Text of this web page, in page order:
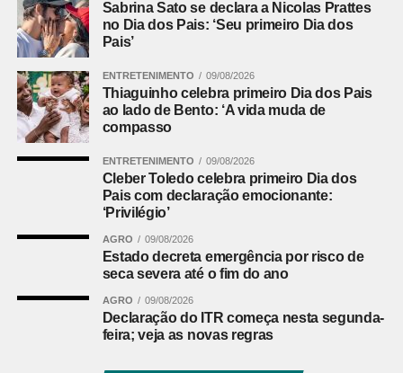
Sabrina Sato se declara a Nicolas Prattes
no Dia dos Pais: ‘Seu primeiro Dia dos
Pais’
ENTRETENIMENTO 09/08/2026
Thiaguinho celebra primeiro Dia dos Pais
ao lado de Bento: ‘A vida muda de
compasso
ENTRETENIMENTO 09/08/2026
Cleber Toledo celebra primeiro Dia dos
Pais com declaração emocionante:
‘Privilégio’
AGRO 09/08/2026
Estado decreta emergência por risco de
seca severa até o fim do ano
AGRO 09/08/2026
Declaração do ITR começa nesta segunda-
feira; veja as novas regras